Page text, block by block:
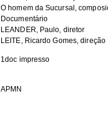
O homem da Sucursal,
Documentário
LEANDER, Paulo, diretor
LEITE, Ricardo Gomes, direção
1doc impresso
APMN